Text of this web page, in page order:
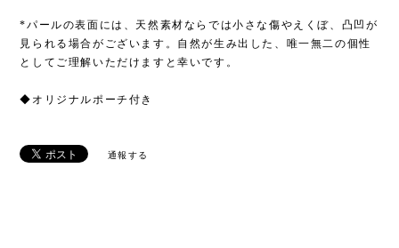
*パールの表面には、天然素材ならでは小さな傷やえくぼ、凸凹が
見られる場合がございます。自然が生み出した、唯一無二の個性
としてご理解いただけますと幸いです。
◆オリジナルポーチ付き
通報する